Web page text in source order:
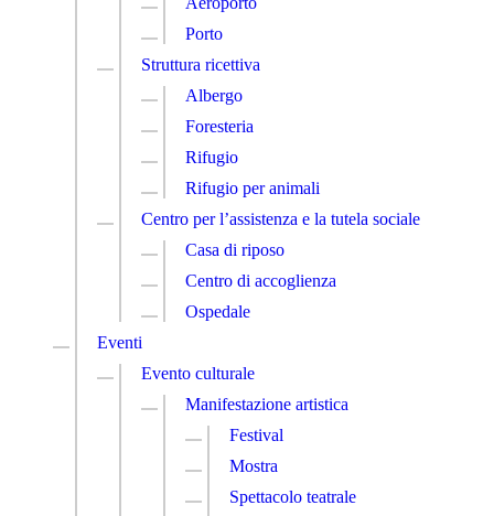
Porto
Struttura ricettiva
Albergo
Foresteria
Rifugio
Rifugio per animali
Centro per l’assistenza e la tutela sociale
Casa di riposo
Centro di accoglienza
Ospedale
Eventi
Evento culturale
Manifestazione artistica
Festival
Mostra
Spettacolo teatrale